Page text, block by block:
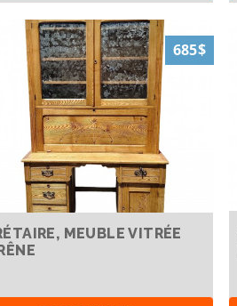
685$
MEUBLE VITRÉE